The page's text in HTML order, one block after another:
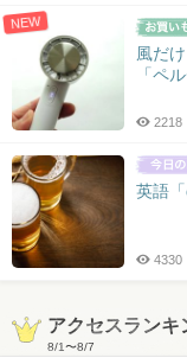
NEW
風だ
「ペ
2218
英語
4330
アクセスランキ
8/1〜8/7